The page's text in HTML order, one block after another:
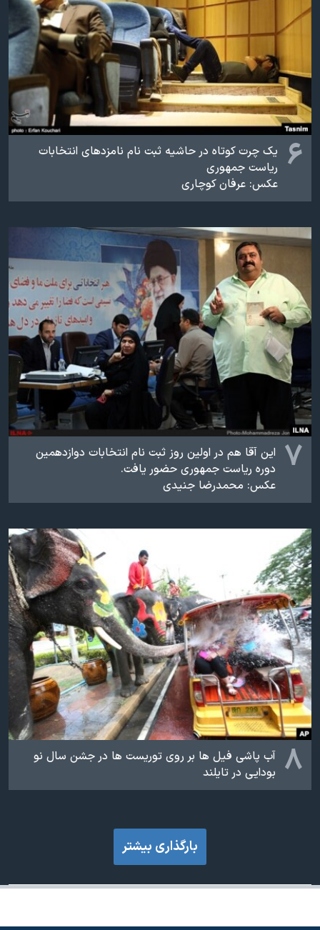
۶
یک چرت کوتاه در حاشیه ثبت نام نامزدهای انتخابات
ریاست جمهوری
عکس: عرفان کوچاری
۷ این آقا هم در اولین روز ثبت نام انتخابات دوازدهمین
دوره ریاست جمهوری حضور یافت.
عکس: محمدرضا جنیدی
۸ آب پاشی فیل ها بر روی توریست ها در جشن سال نو
بودایی در تایلند
بارگذاری بیشتر